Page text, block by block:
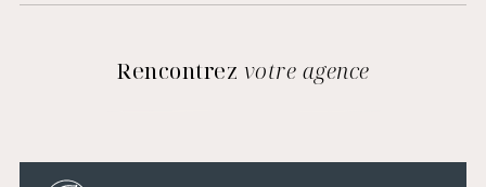
Rencontrez votre agence